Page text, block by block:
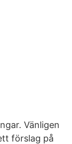
Vänligen
förslag på